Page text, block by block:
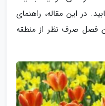
در این مقاله، راهنمای
فصل صرف نظر از منطقه